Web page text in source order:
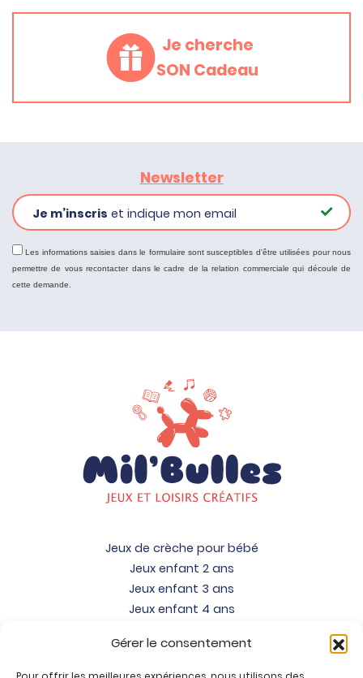
Gérer le consentement
Je cherche
SON Cadeau
Newsletter
Je m’inscris et indique mon email
Les informations saisies dans le formulaire sont susceptibles d'être utilisées pour nous
permettre de vous recontacter dans le cadre de la relation commerciale qui découle de
cette demande.
Jeux de crèche pour bébé
Jeux enfant 2 ans
Jeux enfant 3 ans
Jeux enfant 4 ans
Jeux enfant 6 ans
Jeux enfant 7 ans